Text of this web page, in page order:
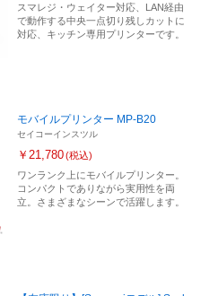
スマレジ・ウェイター対応、LAN経由
で動作する中央一点切り残しカットに
対応、キッチン専用プリンターです。
モバイルプリンター MP-B20
セイコーインスツル
￥21,780(税込)
ワンランク上にモバイルプリンター。
コンパクトでありながら実用性を両
立。さまざまなシーンで活躍します。